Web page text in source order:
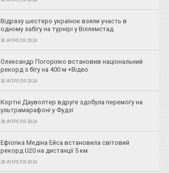
Відразу шестеро українок взяли участь в
одному забігу на турнірі у Віллемстад
30 АПРЕЛЯ 2024
Олександр Погорілко встановив національний
рекорд з бігу на 400 м +Відео
30 АПРЕЛЯ 2024
Кортні Дауволтер вдруге здобула перемогу на
ультрамарафоні у Фудзі
28 АПРЕЛЯ 2024
Ефіопка Медіна Ейса встановила світовий
рекорд U20 на дистанції 5 км
28 АПРЕЛЯ 2024